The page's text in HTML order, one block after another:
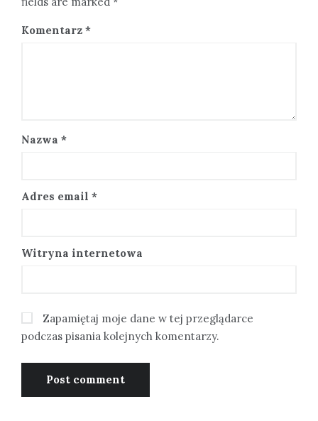
Komentarz *
Nazwa *
Adres email *
Witryna internetowa
Zapamiętaj moje dane w tej przeglądarce
podczas pisania kolejnych komentarzy.